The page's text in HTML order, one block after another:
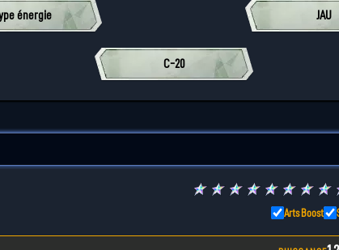
énergie JAU
C-20
★ ★ ★ ★ ★ ★ ★ ★
Arts Boost